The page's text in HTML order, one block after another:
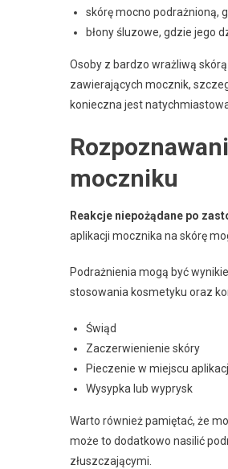
skórę mocno podrażnioną,
błony śluzowe, gdzie jego
Osoby z bardzo wrażliwą
zawierających mocznik,
konieczna jest
moczniku
Reakcje niepożądane po
aplikacji mocznika na skórę
Podrażnienia mogą być
stosowania kosmetyku oraz
Świąd
Zaczerwienienie skóry
Pieczenie w miejscu
Wysypka lub wyprysk
Warto również pamiętać, że
może to dodatkowo nasilić
złuszczającymi.